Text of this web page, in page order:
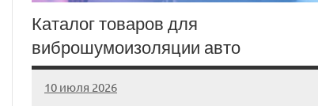
Каталог товаров для
виброшумоизоляции авто
10 июля 2026
Avtor
Нет